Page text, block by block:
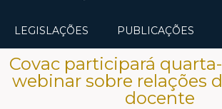
LEGISLAÇÕES PUBLICAÇÕES
Covac participará
webinar sobre relações
docente